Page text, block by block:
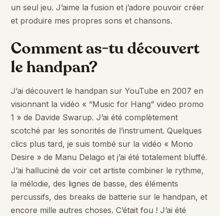
un seul jeu. J’aime la fusion et j’adore pouvoir créer
et produire mes propres sons et chansons.
Comment as-tu découvert
le handpan?
J’ai découvert le handpan sur YouTube en 2007 en
visionnant la vidéo « “Music for Hang” video promo
1 » de Davide Swarup. J’ai été complètement
scotché par les sonorités de l’instrument. Quelques
clics plus tard, je suis tombé sur la vidéo « Mono
Desire » de Manu Delago et j’ai été totalement bluffé.
J’ai halluciné de voir cet artiste combiner le rythme,
la mélodie, des lignes de basse, des éléments
percussifs, des breaks de batterie sur le handpan, et
encore mille autres choses. C’était fou ! J’ai été